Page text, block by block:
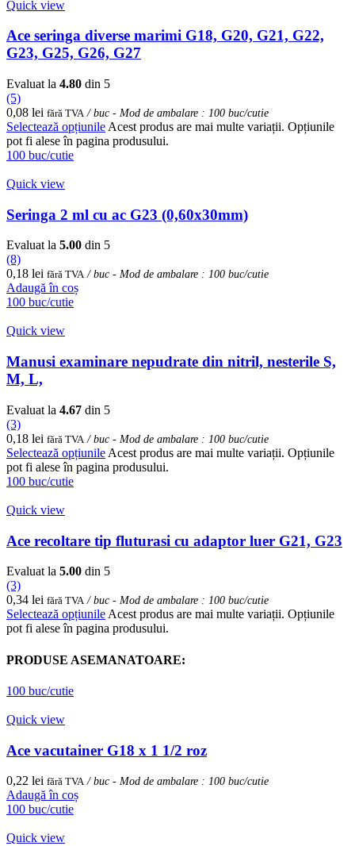
Quick view
Ace seringa diverse marimi G18, G20, G21, G22,
G23, G25, G26, G27
Evaluat la 4.80 din 5
(5)
0,08 lei fără TVA / buc - Mod de ambalare : 100 buc/cutie
Selectează opțiunile Acest produs are mai multe variații. Opțiunile
pot fi alese în pagina produsului.
100 buc/cutie
Quick view
Seringa 2 ml cu ac G23 (0,60x30mm)
Evaluat la 5.00 din 5
(8)
0,18 lei fără TVA/ buc - Mod de ambalare : 100 buc/cutie
Adaugă în coș
100 buc/cutie
Quick view
Manusi examinare nepudrate din nitril, nesterile S,
M, L,
Evaluat la 4.67 din 5
(3)
0,18 lei fără TVA / buc - Mod de ambalare : 100 buc/cutie
Selectează opțiunile Acest produs are mai multe variații. Opțiunile
pot fi alese în pagina produsului.
100 buc/cutie
Quick view
Ace recoltare tip fluturasi cu adaptor luer G21, G23
Evaluat la 5.00 din 5
(3)
0,34 lei fără TVA/ buc - Mod de ambalare : 100 buc/cutie
Selectează opțiunile Acest produs are mai multe variații. Opțiunile
pot fi alese în pagina produsului.
PRODUSE ASEMANATOARE:
100 buc/cutie
Quick view
Ace vacutainer G18 x 1 1/2 roz
0,22 lei fără TVA/ buc - Mod de ambalare : 100 buc/cutie
Adaugă în coș
100 buc/cutie
Quick view